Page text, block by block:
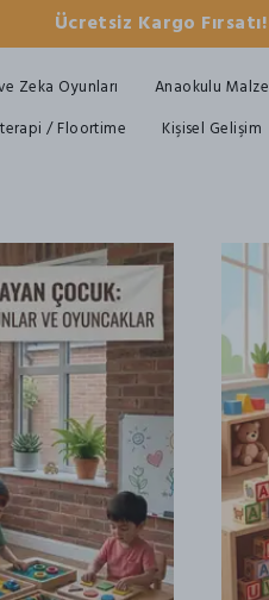
Ücretsiz Kargo
Zeka Oyunları Anaokulu
/ Floortime
Kişisel Gelişim